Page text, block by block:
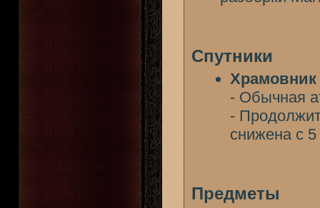
Спутники
Храмовник
- Обычная
-
снижена с
Предметы